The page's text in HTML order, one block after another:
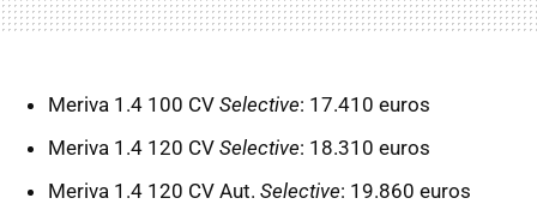
Meriva 1.4 100 CV Selective: 17.410 euros
Meriva 1.4 120 CV Selective: 18.310 euros
Meriva 1.4 120 CV Aut. Selective: 19.860 euros